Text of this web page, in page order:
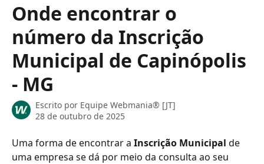
Onde encontrar o
número da Inscrição
Municipal de Capinópolis
- MG
Escrito por Equipe Webmania® [JT]
28 de outubro de 2025
Uma forma de encontrar a Inscrição Municipal de
uma empresa se dá por meio da consulta ao seu